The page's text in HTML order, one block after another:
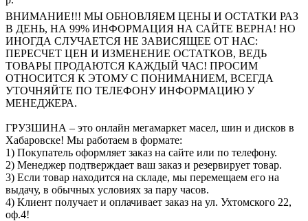
ВНИМАНИЕ!!! МЫ ОБНОВЛЯЕМ ЦЕНЫ И ОСТАТКИ РАЗ
В ДЕНЬ, НА 99% ИНФОРМАЦИЯ НА САЙТЕ ВЕРНА! НО
ИНОГДА СЛУЧАЕТСЯ НЕ ЗАВИСЯЩЕЕ ОТ НАС:
ПЕРЕСЧЕТ ЦЕН И ИЗМЕНЕНИЕ ОСТАТКОВ, ВЕДЬ
ТОВАРЫ ПРОДАЮТСЯ КАЖДЫЙ ЧАС! ПРОСИМ
ОТНОСИТСЯ К ЭТОМУ С ПОНИМАНИЕМ, ВСЕГДА
УТОЧНЯЙТЕ ПО ТЕЛЕФОНУ ИНФОРМАЦИЮ У
МЕНЕДЖЕРА.
ГРУЗШИНА – это онлайн мегамаркет масел, шин и дисков в
Хабаровске! Мы работаем в формате:
1) Покупатель оформляет заказ на сайте или по телефону.
2) Менеджер подтверждает ваш заказ и резервирует товар.
3) Если товар находится на складе, мы перемещаем его на
выдачу, в обычных условиях за пару часов.
4) Клиент получает и оплачивает заказ на ул. Ухтомского 22,
оф.4!